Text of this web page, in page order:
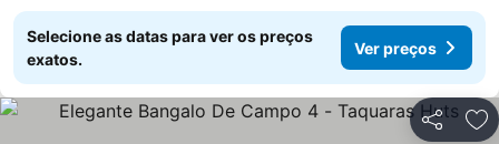
Selecione as datas para ver os preços
exatos.
Ver preços
Partilhar